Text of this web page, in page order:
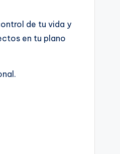
de tu vida y
en tu plano